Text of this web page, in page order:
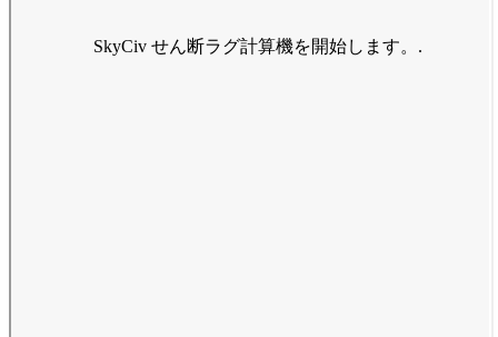
SkyCiv せん断ラグ計算機を開始します。.